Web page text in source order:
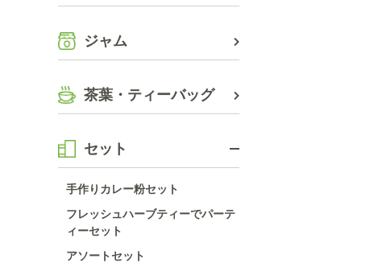
ジャム
茶葉・ティーバッグ
セット
手作りカレー粉セット
フレッシュハーブティーでパーテ
ィーセット
アソートセット